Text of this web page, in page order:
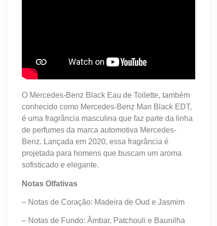
O Mercedes-Benz Black Eau de Toilette, também
conhecido como Mercedes-Benz Man Black EDT,
é uma fragrância masculina que faz parte da linha
de perfumes da marca automotiva Mercedes-
Benz. Lançada em 2020, essa fragrância é
projetada para homens que buscam um aroma
sofisticado e elegante.
Notas Olfativas
– Notas de Coração: Madeira de Oud e Jasmim
– Notas de Fundo: Âmbar, Patchouli e Baunilha